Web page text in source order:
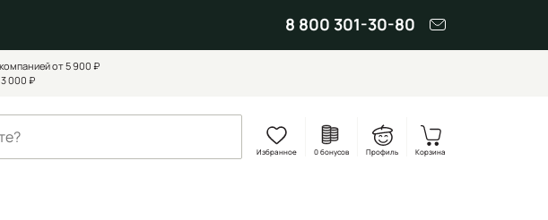
8 800 301-30-80
от 5 900 ₽
000 ₽
Избранное 0 бонусов Профиль Корзина